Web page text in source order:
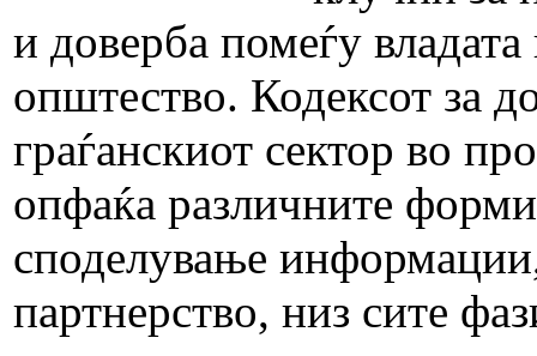
и доверба помеѓу
општество. Кодексот за
граѓанскиот сектор во
опфаќа различните
споделување
партнерство, низ сите